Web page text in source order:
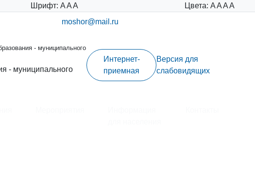
Шрифт: A A A Цвета: AAAA
moshor@mail.ru
- муниципального
- муниципального
Интернет-
приемная
Версия для
слабовидящих